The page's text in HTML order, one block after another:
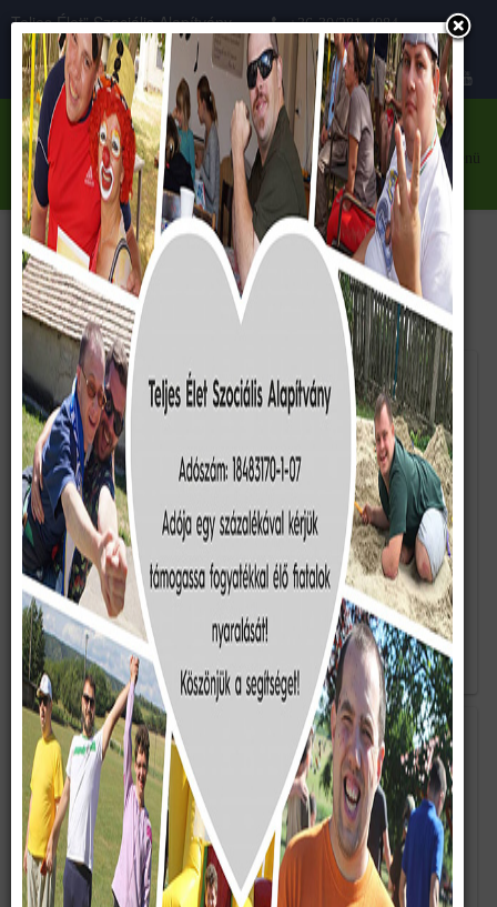
Teljes Élet” Szociális Alapítvány +36-30/281-4084
Közhasznú szervezet teljeselet@teljeselet.hu
menü
Szaletli avatása